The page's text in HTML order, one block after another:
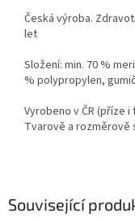
Související
Česká výroba.
let
Složení: min. 70 %
% polypropylen,
Vyrobeno v ČR (příze
Tvarově a rozměrově